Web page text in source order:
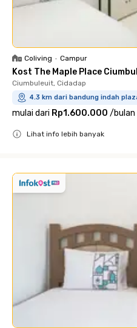
Coliving • Campur
Kost The Maple Place
Ciumbuleuit, Cidadap
4.3 km dari bandung indah
mulai dari Rp1.600.000 /bulan
Lihat info lebih banyak